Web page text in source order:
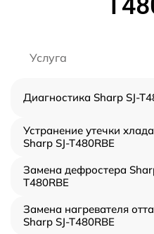
Услуга
Диагностика Sharp SJ-
Устранение утечки
Sharp SJ-T480RBE
Замена дефростера
T480RBE
Замена нагревателя
Sharp SJ-T480RBE